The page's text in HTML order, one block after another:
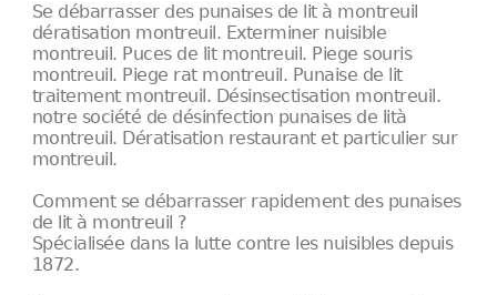
Se débarrasser des punaises de lit à montreuil
dératisation montreuil. Exterminer nuisible
montreuil. Puces de lit montreuil. Piege souris
montreuil. Piege rat montreuil. Punaise de lit
traitement montreuil. Désinsectisation montreuil.
notre société de désinfection punaises de lità
montreuil. Dératisation restaurant et particulier sur
montreuil.
Comment se débarrasser rapidement des punaises
de lit à montreuil ?
Spécialisée dans la lutte contre les nuisibles depuis
1872.